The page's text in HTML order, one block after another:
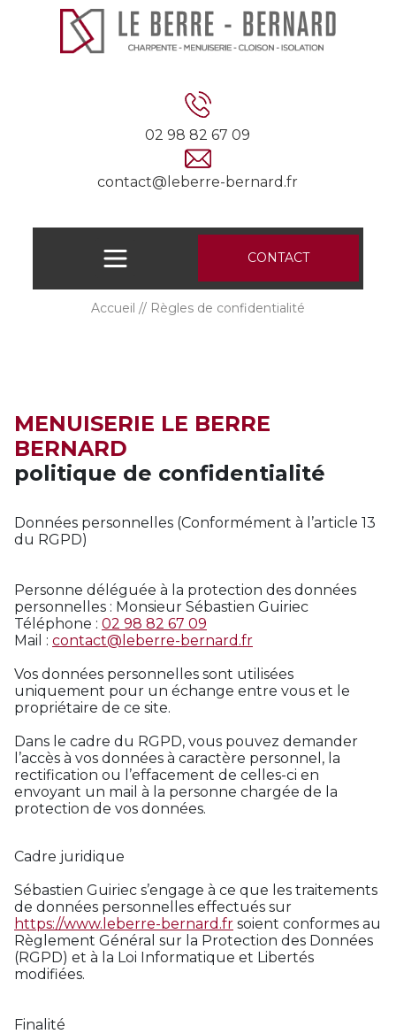
02 98 82 67 09
contact@leberre-bernard.fr
CONTACT
Accueil Règles de confidentialité
MENUISERIE LE BERRE
BERNARD
politique de confidentialité
Données personnelles (Conformément à l’article 13
du RGPD)
Personne déléguée à la protection des données
personnelles : Monsieur Sébastien Guiriec
Téléphone : 02 98 82 67 09
Mail : contact@leberre-bernard.fr
Vos données personnelles sont utilisées
uniquement pour un échange entre vous et le
propriétaire de ce site.
Dans le cadre du RGPD, vous pouvez demander
l’accès à vos données à caractère personnel, la
rectification ou l’effacement de celles-ci en
envoyant un mail à la personne chargée de la
protection de vos données.
Cadre juridique
Sébastien Guiriec s’engage à ce que les traitements
de données personnelles effectués sur
https://www.leberre-bernard.fr soient conformes au
Règlement Général sur la Protection des Données
(RGPD) et à la Loi Informatique et Libertés
modifiées.
Finalité